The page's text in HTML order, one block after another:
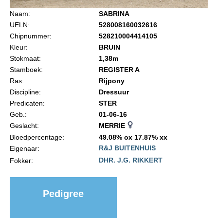
Import registratie
I&R Registratie
Informatie overschrijven paspoort
Formulier overschrijven op naam
Animal Health Regulation
Gids voor Goede Praktijken
Tarievenlijst
Webshop
Evenementen
Naam:
SABRINA
UELN:
528008160032616
Chipnummer:
528210004414105
Kleur:
BRUIN
Stokmaat:
1,38m
Stamboek:
REGISTER A
Ras:
Rijpony
Discipline:
Dressuur
Predicaten:
STER
Geb.:
01-06-16
Geslacht:
MERRIE
Bloedpercentage:
49.08% ox 17.87% xx
Eigenaar:
R&J BUITENHUIS
Fokker:
DHR. J.G. RIKKERT
Pedigree